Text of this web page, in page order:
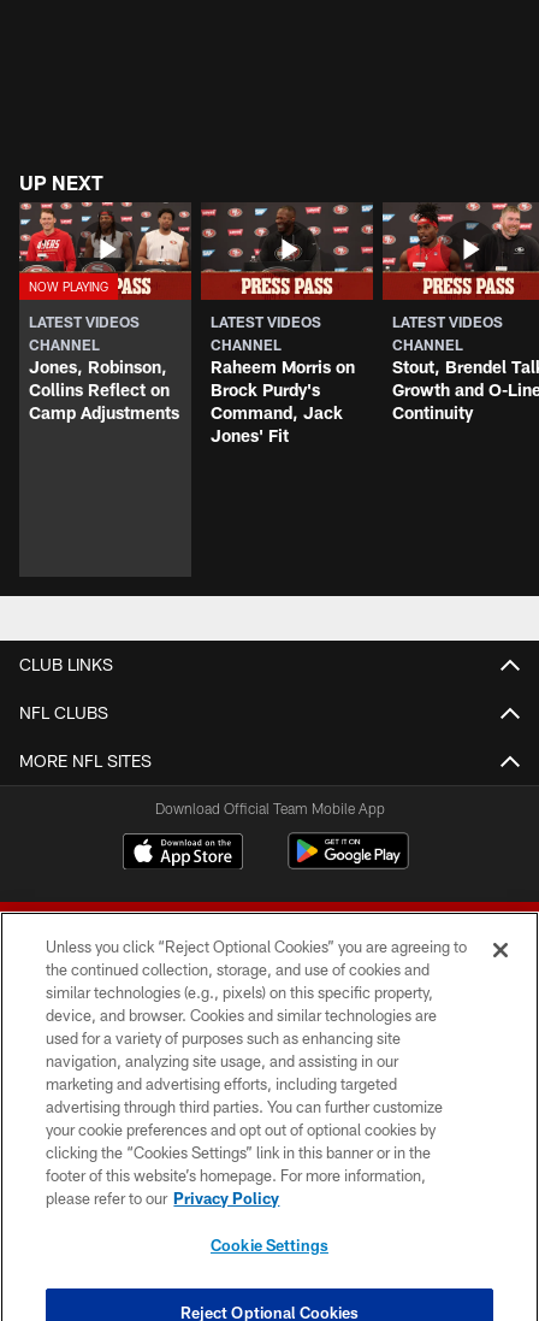
UP NEXT
LATEST VIDEOS
CHANNEL
Jones, Robinson,
Collins Reflect on
Camp Adjustments
LATEST VIDEOS
CHANNEL
Raheem Morris on
Brock Purdy's
Command, Jack
Jones' Fit
LATEST VIDEOS
CHANNEL
Stout, Brendel
Growth and O-
Continuity
CLUB LINKS
NFL CLUBS
MORE NFL SITES
Download Official Team Mobile App
© 2026 Forty Niners Football Company LLC
TERMS AND CONDITIONS
PRIVACY POLICY
ACCESSIBILITY
CONTACT US
COOKIE SETTINGS
Unless you click “Reject Optional Cookies” you are agreeing to
the continued collection, storage, and use of cookies and
similar technologies (e.g., pixels) on this specific property,
device, and browser. Cookies and similar technologies are
used for a variety of purposes such as enhancing site
navigation, analyzing site usage, and assisting in our
marketing and advertising efforts, including targeted
advertising through third parties. You can further customize
your cookie preferences and opt out of optional cookies by
clicking the “Cookies Settings” link in this banner or in the
footer of this website’s homepage. For more information,
please refer to our Privacy Policy
Cookie Settings
Reject Optional Cookies